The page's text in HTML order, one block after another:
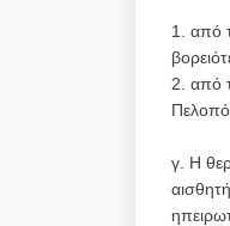
1. από
2. από
γ. Η